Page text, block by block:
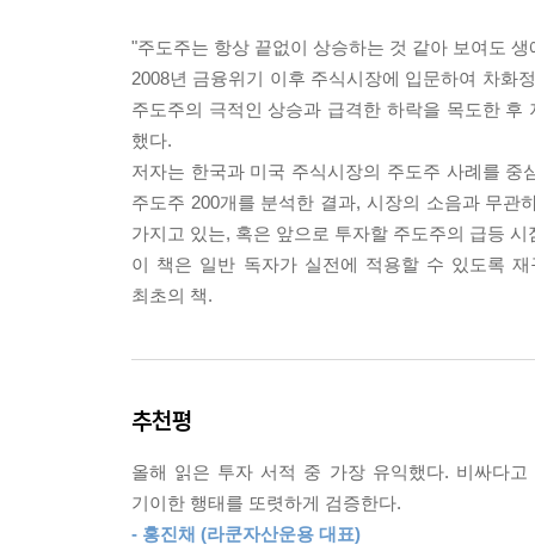
장기선이 가장 아래에 있는 형태로, 주가가 구조
우측 차트에서는 선들이 아래에서 위로 차례로
엉켜 있거나 장기선이 위에 있는 역배열 상태다.
이것이 이 책 전체를 관통하는 핵심 신호다. 이제
보자. 〈42쪽〉
3장 1년 차의 도약
주도주의 진짜 힘은 정배열이 완성되는 ‘첫해’에
진의 마력이 바뀌면 차트의 각도가 바뀌듯, 1년
적 지표 완성과 실적 폭발이라는 펀더멘털의 결합
4장 2년의 벽
“주가는 언제까지 오를 수 있을까?” 이 질문에 대
"주도주는 항상 끝없이 상승하는 것 같아 보여도
2008년 금융위기 이후 주식시장에 입문하여 차화
주도주의 극적인 상승과 급격한 하락을 목도한
했다.
저자는 한국과 미국 주식시장의 주도주 사례를 중
주도주 200개를 분석한 결과, 시장의 소음과 무관
가지고 있는, 혹은 앞으로 투자할 주도주의 급등
이 책은 일반 독자가 실전에 적용할 수 있도록
최초의 책.
추천평
올해 읽은 투자 서적 중 가장 유익했다. 비싸다
기이한 행태를 또렷하게 검증한다.
- 홍진채 (라쿤자산운용 대표)